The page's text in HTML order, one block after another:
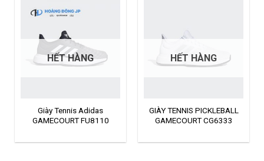
HẾT HÀNG
Giày Tennis Adidas
GAMECOURT FU8110
HẾT HÀNG
GIÀY TENNIS PICKLEBALL
GAMECOURT CG6333